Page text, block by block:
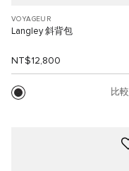
VOYAGEUR
Langley 斜背包
NT$12,800
比較